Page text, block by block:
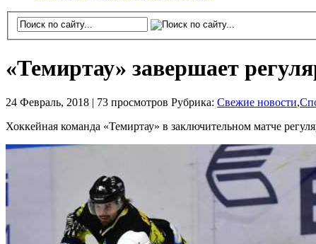
«Темиртау» завершает
24 Февраль, 2018 | 73 просмотров Рубрика: Свежие новости,
Хоккейная команда «Темиртау» в заключительном матче